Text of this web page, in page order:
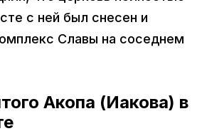
с ней был снесен и
Славы на соседнем
Акопа (Иакова) в